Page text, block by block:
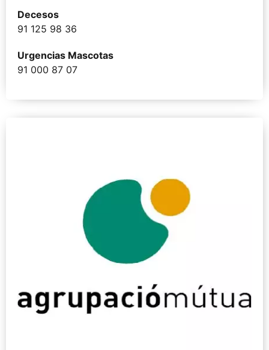
Decesos
91 125 98 36
Urgencias Mascotas
91 000 87 07